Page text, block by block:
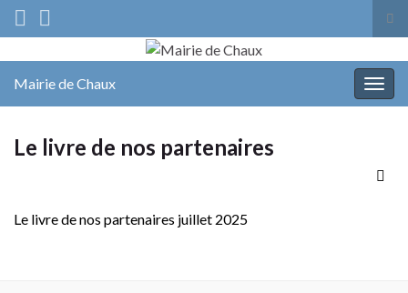
Search for:
Mairie de Chaux
Le livre de nos partenaires
Le livre de nos partenaires juillet 2025